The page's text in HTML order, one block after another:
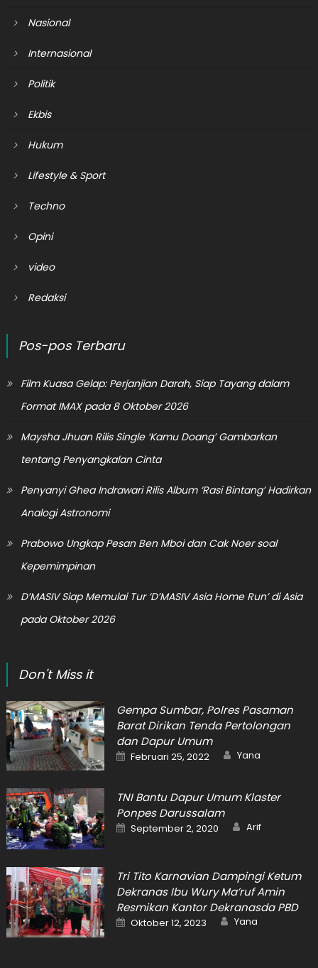
Nasional
Internasional
Politik
Ekbis
Hukum
Lifestyle & Sport
Techno
Opini
video
Redaksi
Pos-pos Terbaru
Film Kuasa Gelap: Perjanjian Darah, Siap Tayang dalam
Format IMAX pada 8 Oktober 2026
Maysha Jhuan Rilis Single ‘Kamu Doang’ Gambarkan
tentang Penyangkalan Cinta
Penyanyi Ghea Indrawari Rilis Album ‘Rasi Bintang’ Hadirkan
Analogi Astronomi
Prabowo Ungkap Pesan Ben Mboi dan Cak Noer soal
Kepemimpinan
D’MASIV Siap Memulai Tur ‘D’MASIV Asia Home Run’ di Asia
pada Oktober 2026
Don't Miss it
Gempa Sumbar, Polres Pasaman
Barat Dirikan Tenda Pertolongan
dan Dapur Umum
Posted
on
Februari 25, 2022 Author
Yana
TNI Bantu Dapur Umum Klaster
Ponpes Darussalam
Posted
on
September 2, 2020 Author
Arif
Tri Tito Karnavian Dampingi Ketum
Dekranas Ibu Wury Ma’ruf Amin
Resmikan Kantor Dekranasda PBD
Posted
on
Oktober 12, 2023 Author
Yana